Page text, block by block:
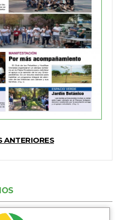
ANTERIORES